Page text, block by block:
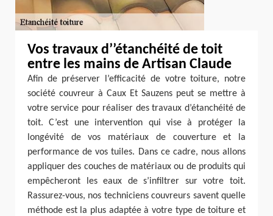
Vos travaux d’’étanchéité de toit
entre les mains de Artisan Claude
Afin de préserver l’efficacité de votre toiture, notre
société couvreur à Caux Et Sauzens peut se mettre à
votre service pour réaliser des travaux d’étanchéité de
toit. C’est une intervention qui vise à protéger la
longévité de vos matériaux de couverture et la
performance de vos tuiles. Dans ce cadre, nous allons
appliquer des couches de matériaux ou de produits qui
empêcheront les eaux de s’infiltrer sur votre toit.
Rassurez-vous, nos techniciens couvreurs savent quelle
méthode est la plus adaptée à votre type de toiture et